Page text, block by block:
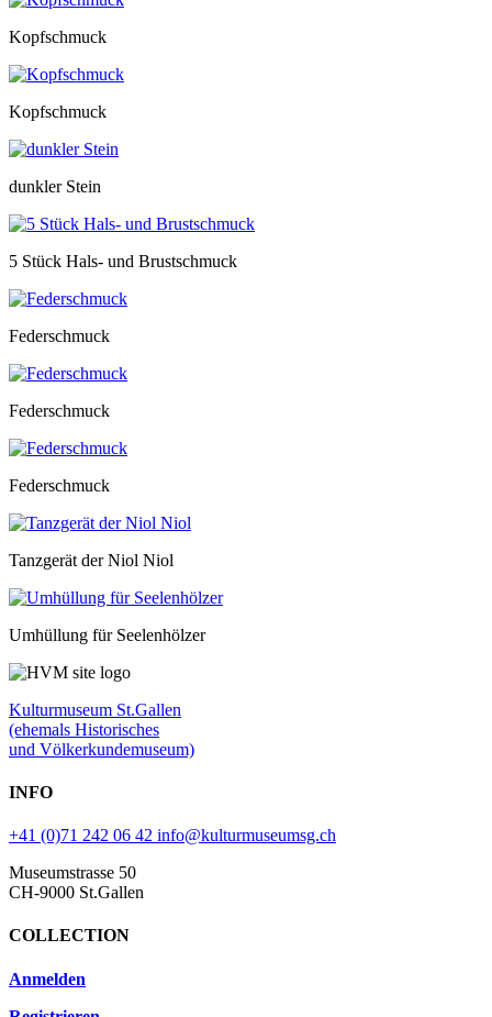
Kopfschmuck
Kopfschmuck
dunkler Stein
5 Stück Hals- und Brustschmuck
Federschmuck
Federschmuck
Federschmuck
Tanzgerät der Niol Niol
Umhüllung für Seelenhölzer
Kulturmuseum St.Gallen
(ehemals Historisches
und Völkerkundemuseum)
INFO
+41 (0)71 242 06 42 info@kulturmuseumsg.ch
Museumstrasse 50
CH-9000 St.Gallen
COLLECTION
Anmelden